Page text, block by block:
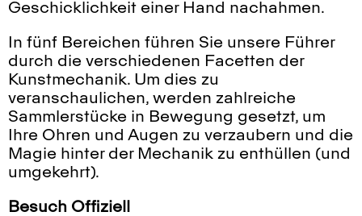
Geschicklichkeit einer Hand nachahmen.
In fünf Bereichen führen Sie unsere Führer
durch die verschiedenen Facetten der
Kunstmechanik. Um dies zu
veranschaulichen, werden zahlreiche
Sammlerstücke in Bewegung gesetzt, um
Ihre Ohren und Augen zu verzaubern und die
Magie hinter der Mechanik zu enthüllen (und
umgekehrt).
Besuch Offiziell